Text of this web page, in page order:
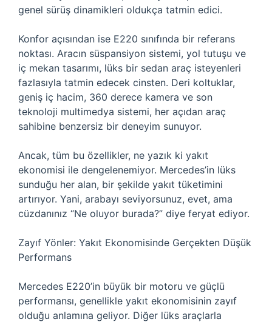
genel sürüş dinamikleri oldukça tatmin edici.
Konfor açısından ise E220 sınıfında bir referans
noktası. Aracın süspansiyon sistemi, yol tutuşu ve
iç mekan tasarımı, lüks bir sedan araç isteyenleri
fazlasıyla tatmin edecek cinsten. Deri koltuklar,
geniş iç hacim, 360 derece kamera ve son
teknoloji multimedya sistemi, her açıdan araç
sahibine benzersiz bir deneyim sunuyor.
Ancak, tüm bu özellikler, ne yazık ki yakıt
ekonomisi ile dengelenemiyor. Mercedes’in lüks
sunduğu her alan, bir şekilde yakıt tüketimini
artırıyor. Yani, arabayı seviyorsunuz, evet, ama
cüzdanınız “Ne oluyor burada?” diye feryat ediyor.
Zayıf Yönler: Yakıt Ekonomisinde Gerçekten Düşük
Performans
Mercedes E220’in büyük bir motoru ve güçlü
performansı, genellikle yakıt ekonomisinin zayıf
olduğu anlamına geliyor. Diğer lüks araçlarla